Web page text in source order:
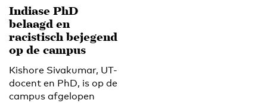
Indiase PhD
belaagd en
racistisch bejegend
op de campus
Kishore Sivakumar, UT-
docent en PhD, is op de
campus afgelopen